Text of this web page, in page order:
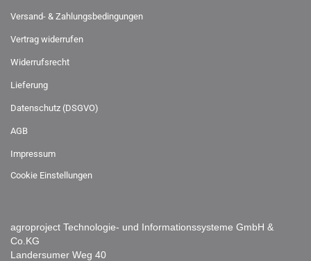
Versand- & Zahlungsbedingungen
Vertrag widerrufen
Widerrufsrecht
Lieferung
Datenschutz (DSGVO)
AGB
Impressum
Cookie Einstellungen
agroproject Technologie- und Informationssysteme GmbH &
Co.KG
Landersumer Weg 40